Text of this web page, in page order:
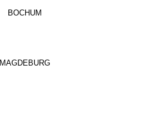
BOCHUM
MAGDEBURG